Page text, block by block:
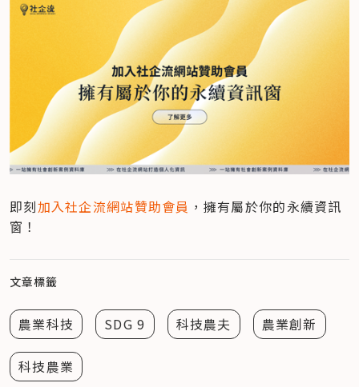
即刻加入社企流網站贊助會員 ，擁有屬於你的永續資訊
窗！
文章標籤
農業科技 SDG 9 科技農夫 農業創新
科技農業